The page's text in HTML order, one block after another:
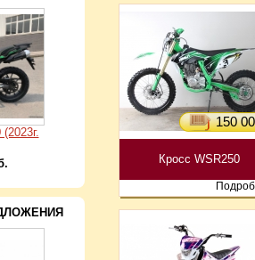
150
Кросс WSR250